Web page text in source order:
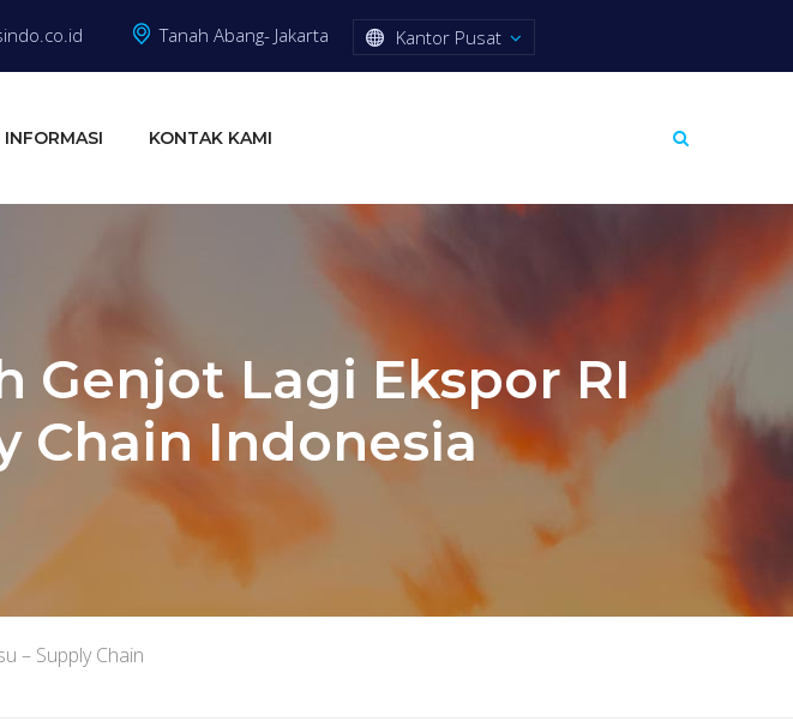
Tanah Abang- Jakarta Kantor Pusat
INFORMASI KONTAK KAMI
Genjot Lagi Ekspor RI
Chain Indonesia
– Supply Chain